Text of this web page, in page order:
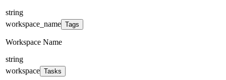
string
workspace_name Tags
Workspace Name
string
workspace Tasks